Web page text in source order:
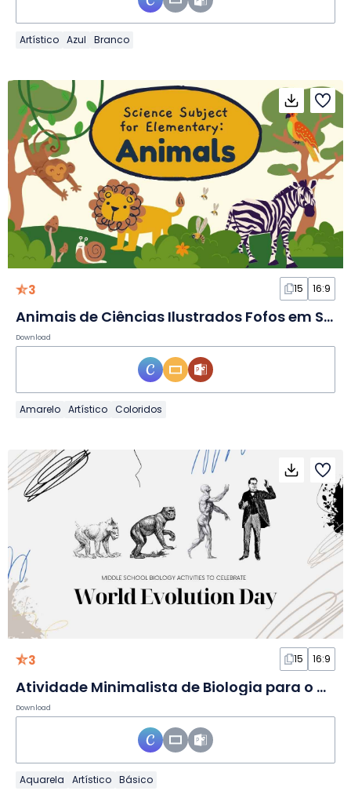
Artístico Azul Branco
3 15 16:9
Animais de Ciências Ilustrados Fofos em Slides
Download
Amarelo Artístico Coloridos
3 15 16:9
Atividade Minimalista de Biologia para o Dia da Evolução em Slides
Download
Aquarela Artístico Básico